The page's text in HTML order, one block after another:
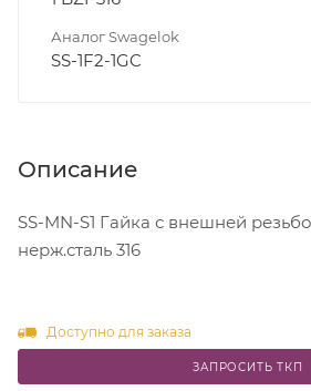
Аналог Swagelok
SS-1F2-1GC
Описание
SS-MN-S1 Гайка с внешней
нерж.сталь 316
Доступно для заказа
ЗАПРОСИТЬ ТКП